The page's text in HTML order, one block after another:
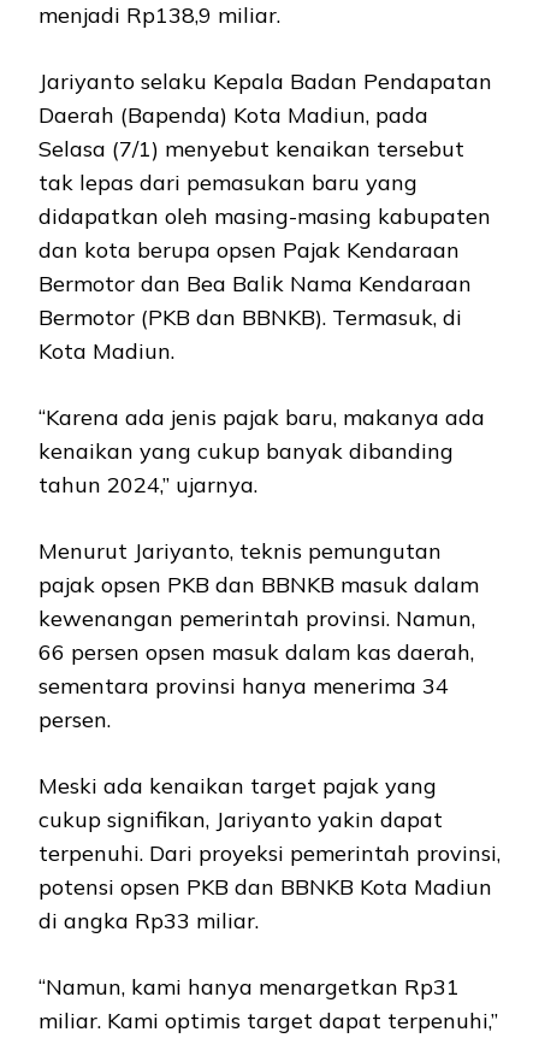
menjadi Rp138,9 miliar.
Jariyanto selaku Kepala Badan Pendapatan
Daerah (Bapenda) Kota Madiun, pada
Selasa (7/1) menyebut kenaikan tersebut
tak lepas dari pemasukan baru yang
didapatkan oleh masing-masing kabupaten
dan kota berupa opsen Pajak Kendaraan
Bermotor dan Bea Balik Nama Kendaraan
Bermotor (PKB dan BBNKB). Termasuk, di
Kota Madiun.
“Karena ada jenis pajak baru, makanya ada
kenaikan yang cukup banyak dibanding
tahun 2024,” ujarnya.
Menurut Jariyanto, teknis pemungutan
pajak opsen PKB dan BBNKB masuk dalam
kewenangan pemerintah provinsi. Namun,
66 persen opsen masuk dalam kas daerah,
sementara provinsi hanya menerima 34
persen.
Meski ada kenaikan target pajak yang
cukup signifikan, Jariyanto yakin dapat
terpenuhi. Dari proyeksi pemerintah provinsi,
potensi opsen PKB dan BBNKB Kota Madiun
di angka Rp33 miliar.
“Namun, kami hanya menargetkan Rp31
miliar. Kami optimis target dapat terpenuhi,”